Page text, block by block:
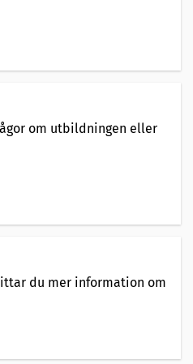
om utbildningen eller
du mer information om